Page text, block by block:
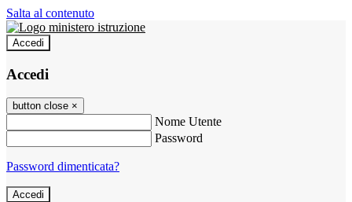
Salta al contenuto
Accedi
Accedi
button close ×
Nome Utente
Password
Password dimenticata?